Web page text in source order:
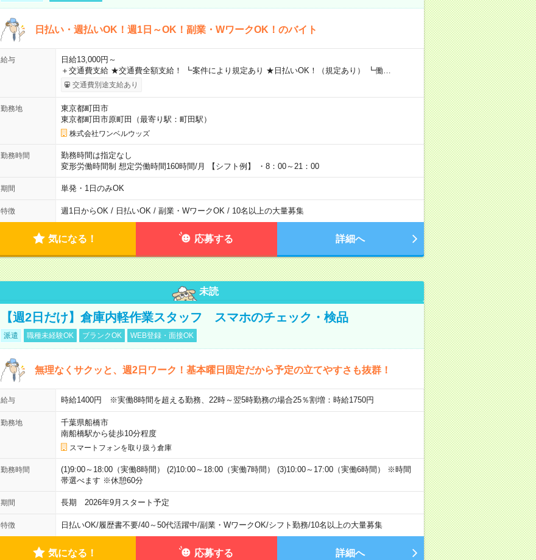
日払い・週払いOK！週1日～OK！副業・WワークOK！のバイト
給与
日給13,000円～
＋交通費支給 ★交通費全額支給！ ┗案件により規定あり ★日払いOK！（規定あり） ┗働…
交通費別途支給あり
勤務地
東京都町田市
東京都町田市原町田（最寄り駅：町田駅）
株式会社ワンベルウッズ
勤務時間
勤務時間は指定なし
変形労働時間制 想定労働時間160時間/月 【シフト例】 ・8：00～21：00
期間 単発・1日のみOK
特徴 週1日からOK / 日払いOK / 副業・WワークOK / 10名以上の大量募集
気になる！ 応募する 詳細へ
未読
【週2日だけ】倉庫内軽作業スタッフ スマホのチェック・検品
派遣 職種未経験OK ブランクOK WEB登録・面接OK
無理なくサクッと、週2日ワーク！基本曜日固定だから予定の立てやすさも抜群！
給与 時給1400円 ※実働8時間を超える勤務、22時～翌5時勤務の場合25％割増：時給1750円
勤務地
千葉県船橋市
南船橋駅から徒歩10分程度
スマートフォンを取り扱う倉庫
勤務時間
(1)9:00～18:00（実働8時間） (2)10:00～18:00（実働7時間） (3)10:00～17:00（実働6時間） ※時間
帯選べます ※休憩60分
期間 長期 2026年9月スタート予定
特徴 日払いOK/履歴書不要/40～50代活躍中/副業・WワークOK/シフト勤務/10名以上の大量募集
気になる！ 応募する 詳細へ